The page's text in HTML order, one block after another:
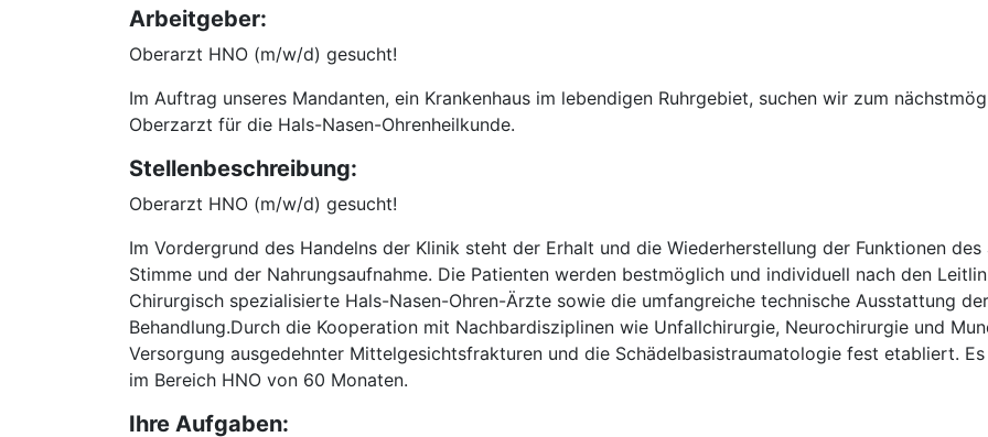
Arbeitgeber:
Oberarzt HNO (m/w/d) gesucht!
Im Auftrag unseres Mandanten, ein Krankenhaus im lebendigen Ruhrgebiet, suchen wir zum
Oberzarzt für die Hals-Nasen-Ohrenheilkunde.
Stellenbeschreibung:
Oberarzt HNO (m/w/d) gesucht!
Im Vordergrund des Handelns der Klinik steht der Erhalt und die Wiederherstellung der Funktionen
Stimme und der Nahrungsaufnahme. Die Patienten werden bestmöglich und individuell nach den
Chirurgisch spezialisierte Hals-Nasen-Ohren-Ärzte sowie die umfangreiche technische Ausstattung
Behandlung.Durch die Kooperation mit Nachbardisziplinen wie Unfallchirurgie, Neurochirurgie und
Versorgung ausgedehnter Mittelgesichtsfrakturen und die Schädelbasistraumatologie fest etabliert.
im Bereich HNO von 60 Monaten.
Ihre Aufgaben: